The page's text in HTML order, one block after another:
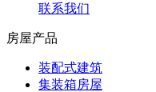
联系我们
房屋产品
装配式建筑
集装箱房屋